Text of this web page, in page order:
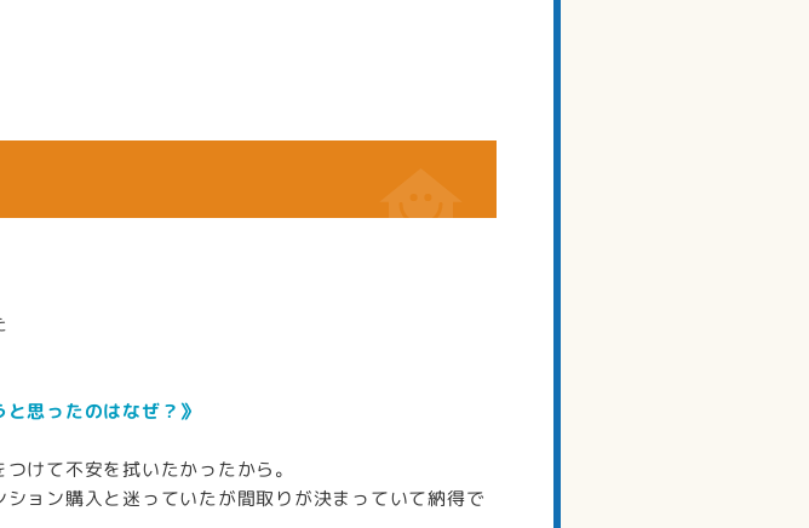
思ったのはなぜ？》
けて不安を拭いたかったから。
ョン購入と迷っていたが間取りが決まっていて納得で